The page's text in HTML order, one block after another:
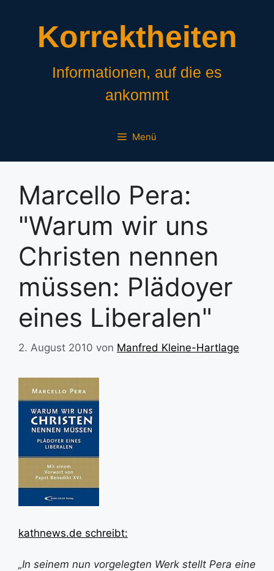
Korrektheiten
Informationen, auf die es
ankommt
Menü
Marcello Pera:
"Warum wir uns
Christen nennen
müssen: Plädoyer
eines Liberalen"
2. August 2010 von Manfred Kleine-Hartlage
kathnews.de schreibt:
„In seinem nun vorgelegten Werk stellt Pera eine